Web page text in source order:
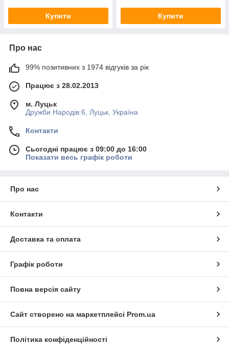
Купити Купити
Про нас
99% позитивних з 1974 відгуків за рік
Працює з 28.02.2013
м. Луцьк
Дружби Народів 6, Луцьк, Україна
Контакти
Сьогодні працює з 09:00 до 16:00
Показати весь графік роботи
Про нас
Контакти
Доставка та оплата
Графік роботи
Повна версія сайту
Сайт створено на маркетплейсі Prom.ua
Політика конфіденційності